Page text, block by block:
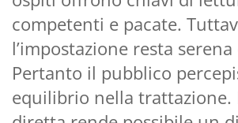
competenti e pacate.
l’impostazione resta
Pertanto il pubblico
equilibrio nella trattazione.